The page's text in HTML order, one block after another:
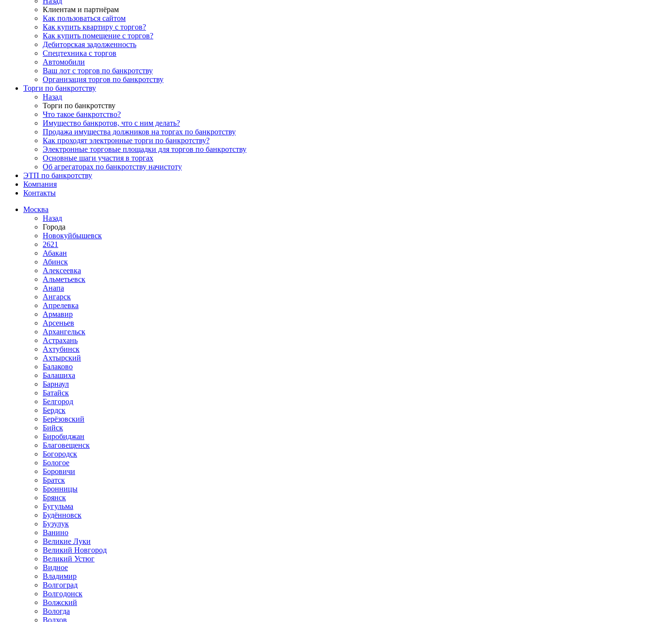
Клиентам и партнёрам
Как пользоваться сайтом
Как купить квартиру с торгов?
Как купить помещение с торгов?
Дебиторская задолженность
Спецтехника с торгов
Автомобили
Ваш лот с торгов по банкротству
Организация торгов по банкротству
Торги по банкротству
Назад
Торги по банкротству
Что такое банкротство?
Имущество банкротов, что с ним делать?
Продажа имущества должников на торгах по банкротству
Как проходят электронные торги по банкротству?
Электронные торговые площадки для торгов по банкротству
Основные шаги участия в торгах
Об агрегаторах по банкротству начистоту
ЭТП по банкротству
Компания
Контакты
Москва
Назад
Города
Новокуйбышевск
2621
Абакан
Абинск
Алексеевка
Альметьевск
Анапа
Ангарск
Апрелевка
Армавир
Арсеньев
Архангельск
Астрахань
Ахтубинск
Ахтырский
Балаково
Балашиха
Барнаул
Батайск
Белгород
Бердск
Берёзовский
Бийск
Биробиджан
Благовещенск
Богородск
Бологое
Боровичи
Братск
Бронницы
Брянск
Бугульма
Будённовск
Бузулук
Ванино
Великие Луки
Великий Новгород
Великий Устюг
Видное
Владимир
Волгоград
Волгодонск
Волжский
Вологда
Волхов